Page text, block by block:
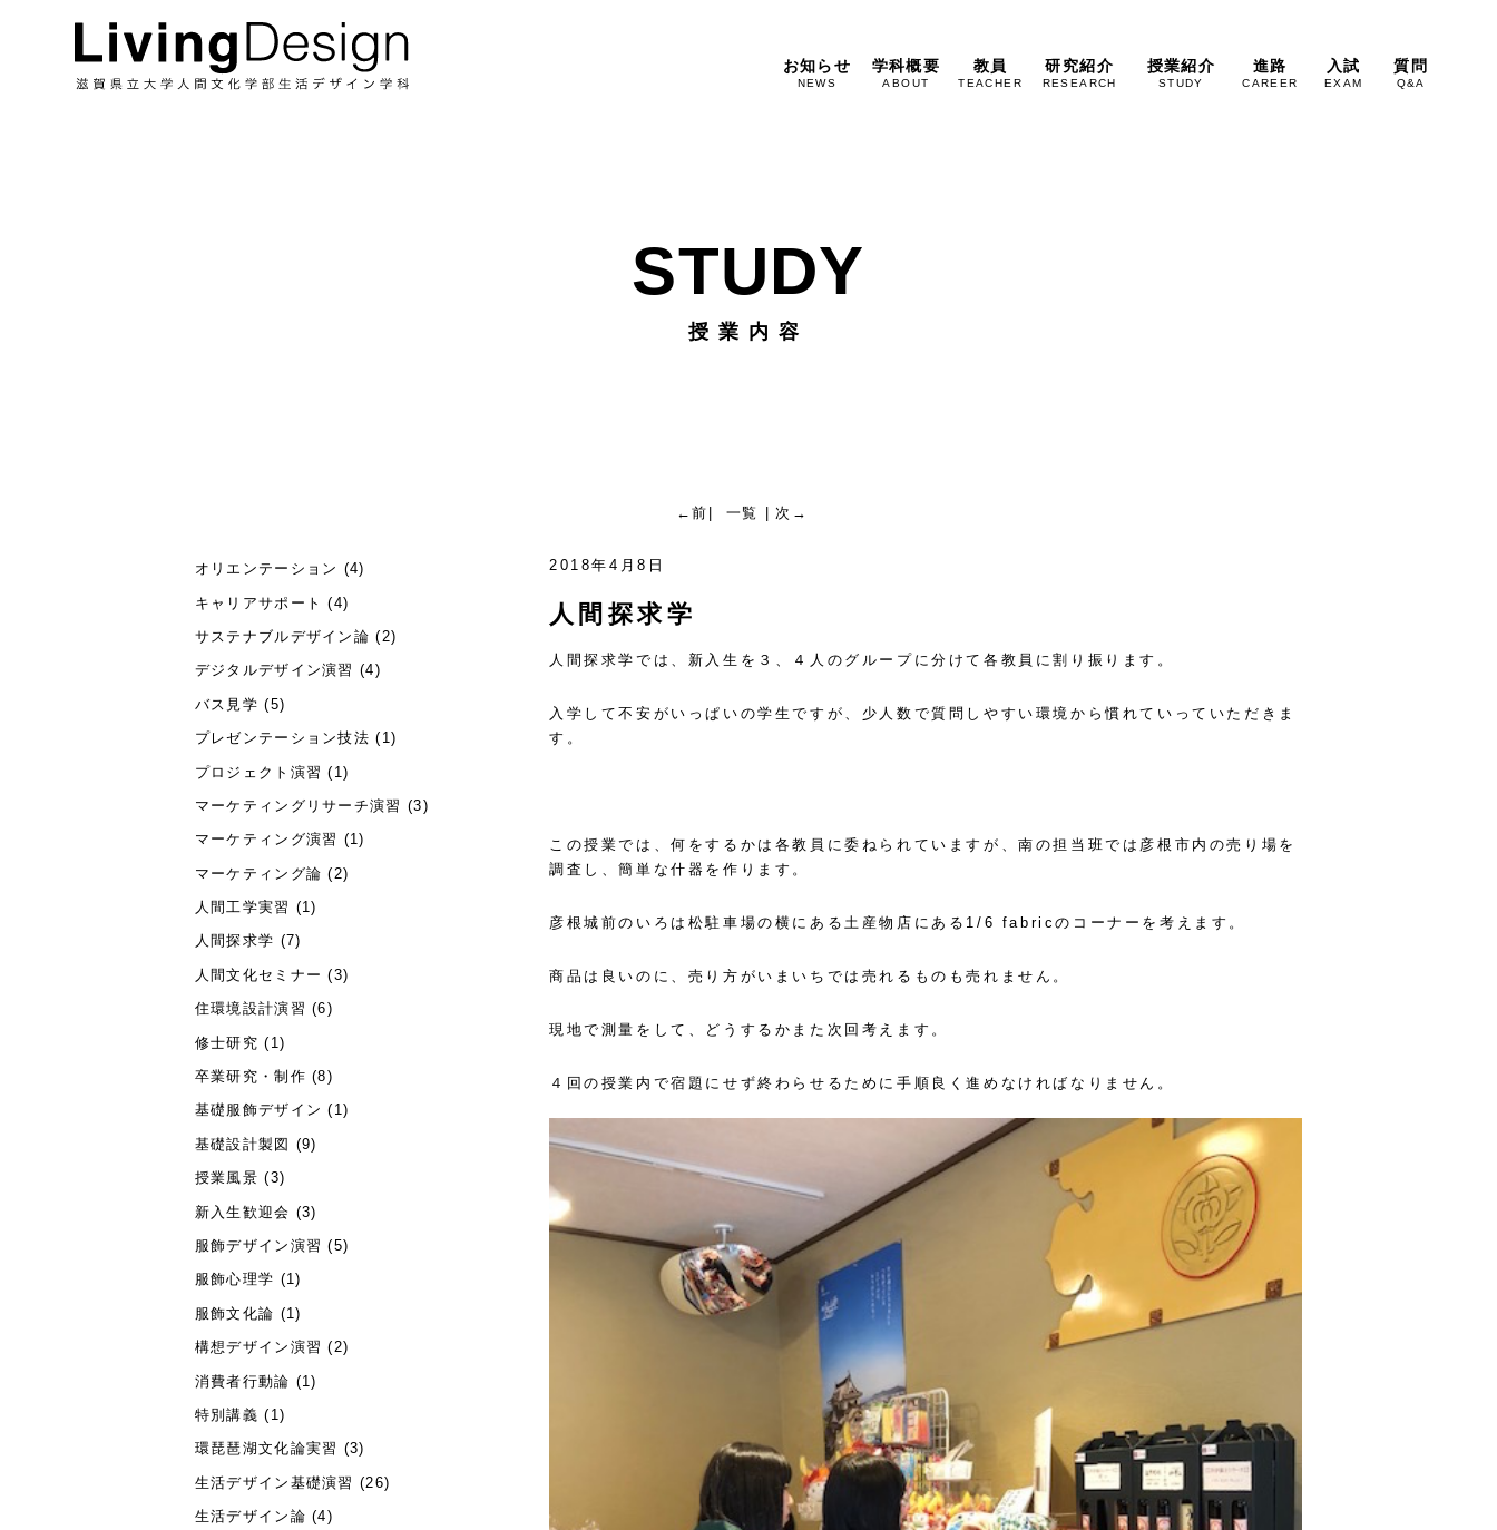
お知らせ
NEWS
学科概要
ABOUT
教員
TEACHER
研究紹介
RESEARCH
授業紹介
STUDY
進路
CAREER
入試
EXAM
質問
Q&A
STUDY
授業内容
←前 一覧 |次→
オリエンテーション (4)
キャリアサポート (4)
サステナブルデザイン論 (2)
デジタルデザイン演習 (4)
バス見学 (5)
プレゼンテーション技法 (1)
プロジェクト演習 (1)
マーケティングリサーチ演習 (3)
マーケティング演習 (1)
マーケティング論 (2)
人間工学実習 (1)
人間探求学 (7)
人間文化セミナー (3)
住環境設計演習 (6)
修士研究 (1)
卒業研究・制作 (8)
基礎服飾デザイン (1)
基礎設計製図 (9)
授業風景 (3)
新入生歓迎会 (3)
服飾デザイン演習 (5)
服飾心理学 (1)
服飾文化論 (1)
構想デザイン演習 (2)
消費者行動論 (1)
特別講義 (1)
環琵琶湖文化論実習 (3)
生活デザイン基礎演習 (26)
生活デザイン論 (4)
2018年4月8日
人間探求学
人間探求学では、新入生を３、４人のグループに分けて各教員に割り振ります。
入学して不安がいっぱいの学生ですが、少人数で質問しやすい環境から慣れていっていただきま
す。
この授業では、何をするかは各教員に委ねられていますが、南の担当班では彦根市内の売り場を
調査し、簡単な什器を作ります。
彦根城前のいろは松駐車場の横にある土産物店にある1/6 fabricのコーナーを考えます。
商品は良いのに、売り方がいまいちでは売れるものも売れません。
現地で測量をして、どうするかまた次回考えます。
４回の授業内で宿題にせず終わらせるために手順良く進めなければなりません。